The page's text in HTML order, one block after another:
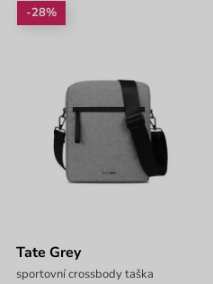
-28%
Tate Grey
sportovní crossbody taška